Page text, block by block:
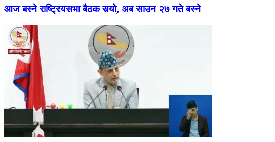
आज बस्ने राष्ट्रियसभा बैठक सर्‍यो, अब साउन २७ गते बस्ने